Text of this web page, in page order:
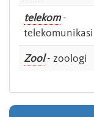
telekom-
telekomunikasi
Zool- zoologi